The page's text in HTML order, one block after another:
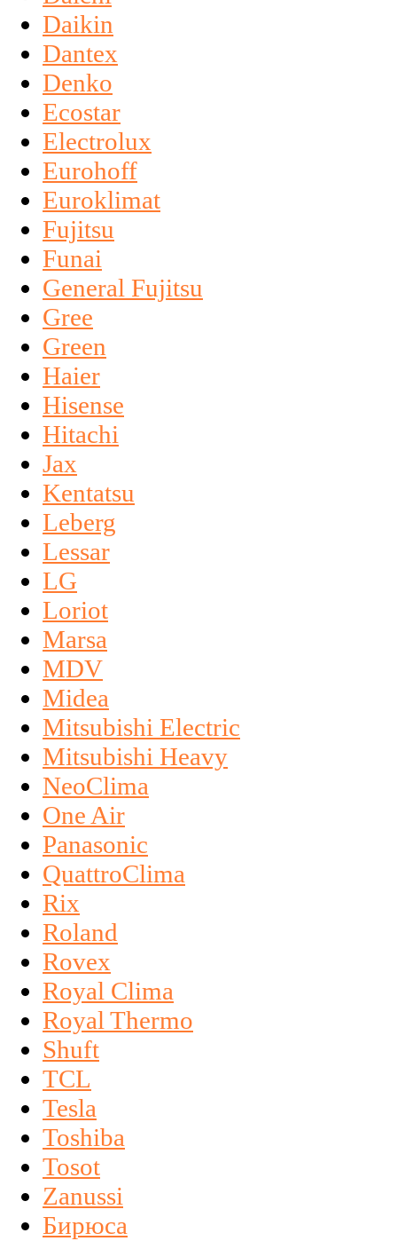
Daikin
Dantex
Denko
Ecostar
Electrolux
Eurohoff
Euroklimat
Fujitsu
Funai
General Fujitsu
Gree
Green
Haier
Hisense
Hitachi
Jax
Kentatsu
Leberg
Lessar
LG
Loriot
Marsa
MDV
Midea
Mitsubishi Electric
Mitsubishi Heavy
NeoClima
One Air
Panasonic
QuattroClima
Rix
Roland
Rovex
Royal Clima
Royal Thermo
Shuft
TCL
Tesla
Toshiba
Tosot
Zanussi
Бирюса